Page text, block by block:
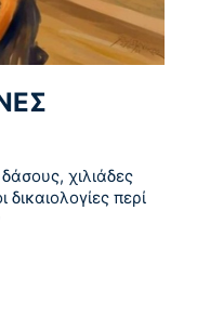
χιλιάδες
δικαιολογίες περί